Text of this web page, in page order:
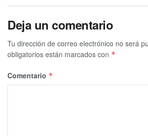
Deja un comentario
Tu dirección de correo electrónico no será
obligatorios están marcados con *
Comentario *